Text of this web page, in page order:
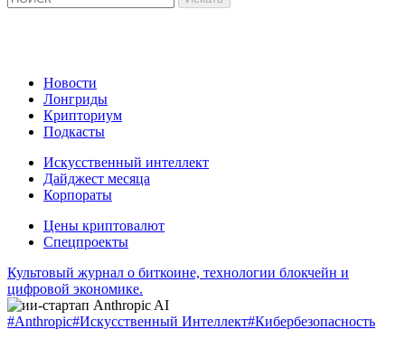
Новости
Лонгриды
Крипториум
Подкасты
Искусственный интеллект
Дайджест месяца
Корпораты
Цены криптовалют
Спецпроекты
Культовый журнал о биткоине, технологии блокчейн и
цифровой экономике.
#Anthropic#Искусственный Интеллект#Кибербезопасность